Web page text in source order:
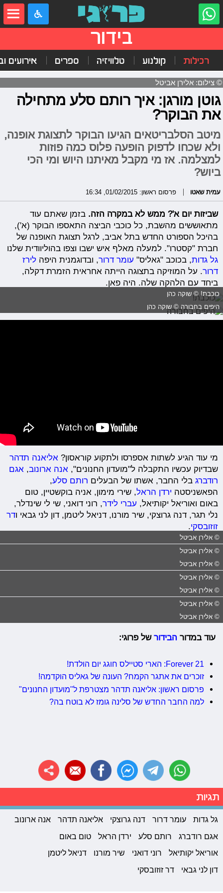
בידור
רכילות קולנוע טלוויזיה ספרים אירועים
© צילום: אלירן אביטל
גוטן מורגן: איך רותם סלע מתחילה
את הבוקר?
מיטב הסלבריטאים הגיעו הבוקר לתצוגת אופנה,
ולא שכחו לדפוק הופעה פלוס כמה פוזות
למצלמה. אז מי מקבל מאיתנו היוש ומי הכי
ביוש?
עמית שאטו פרסום ראשון: 01/02/2015, 16:34
שביזות יום א'? ממש לא במקרה הזה. בזמן שאתם עוד
מתאוששים מהשבת, כל כוכבי הביצה התאספו הבוקר (א'),
בהיכל הספורט החדש בתל אביב, לרגל תצוגת האופנה של
חברת "קסטרו". למעלה מאלף איש ישבו וצפו בהוליוודית שלנו
גל גדות, בכוכב "גאליס" עומר דרור, ובדוגמנית היפה לירז
דרור. על המוזיקה בתצוגה הייתה אחראית הזמרת דקלה,
ביחד עם הלהקה שלה. היה פאן.
כוכבת! © שוקה כהן
היפים בחבורה © שוקה כהן
מי עוד הגיע לשתות אספרסו ולתקוע קוראסון?אליאנה תדהר
שבדיוק עכשיו התקבלה ל"מועדון החנונים",אנה ארונוב,אגם
רודברג בלי החבר, אשתו של הבעלים רותם סלע,
הפאשניסטה ירדן הראל, שירי מימון, אניה בוקשטיין, טום
באום ואוריאל יקותיאל, עברי לידר, רוני דואני, שי לי שינדלר,
נלי תגר, דנה גרוצקי, שיר מורנו, דניאל ליטמן, דון לני גבאי ודר
זוזובסקי.
© אלירן אביטל
© אלירן אביטל
© אלירן אביטל
© אלירן אביטל
© אלירן אביטל
© אלירן אביטל
© אלירן אביטל
עוד במדורהבידור של פרוגי:
Forever 21: הארי סטיילס חוגג יום הולדת!
זוכרים את אתגר הקמח? העונה של גאליס הוקדמה!
פרסום ראשון: אליאנה תדהר מצטרפת ל"מועדון החנונים"
למה החבר החדש של סלינה גומז לא בוטח בה?
תגיות
גל גדות עומר דרור דנה גרוצקי אליאנה תדהר
אנה ארונוב
אגם רודברג
רותם סלע ירדן הראל
טום באום
אוריאל יקותיאל
רוני דואני שיר מורנו
דניאל ליטמן
דון לני גבאי
דר זוזובסקי